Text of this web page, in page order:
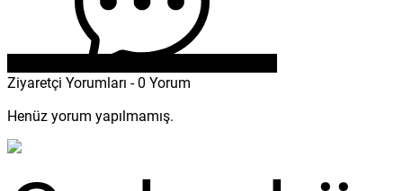
Ziyaretçi Yorumları - 0 Yorum
Henüz yorum yapılmamış.